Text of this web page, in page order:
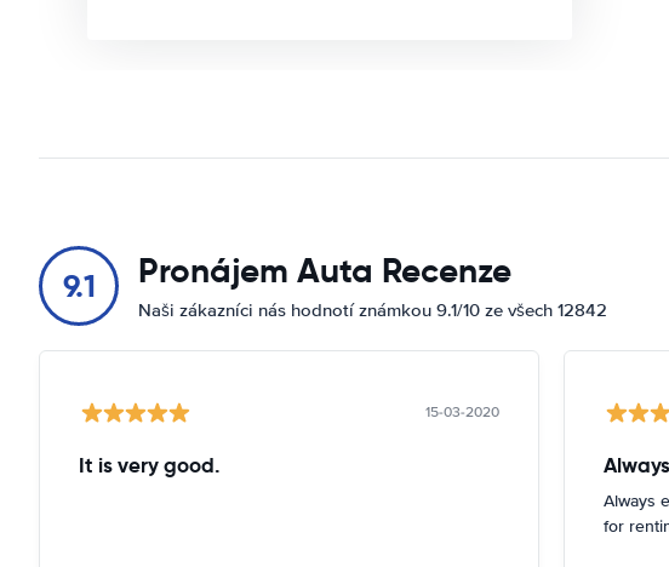
9.1 Pronájem Auta Recenze
Naši zákazníci nás hodnotí známkou 9.1/10 ze všech 12842
15-03-2020
It is very good.
Always
for